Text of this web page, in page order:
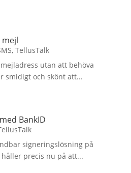
mejl
, TellusTalk
utan att behöva
smidigt och skönt att...
BankID
signeringslösning på
precis nu på att...